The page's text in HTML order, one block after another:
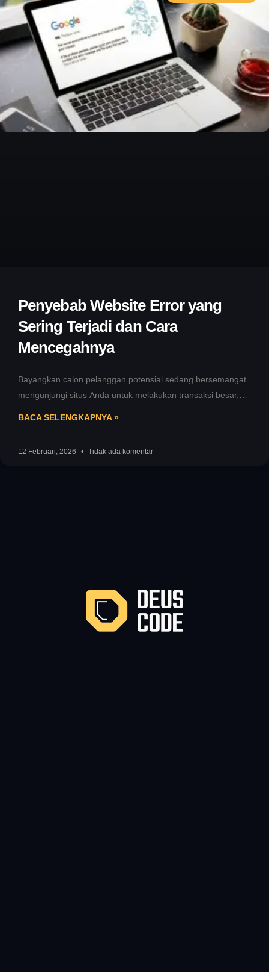
Penyebab Website Error yang
Sering Terjadi dan Cara
Mencegahnya
Bayangkan calon pelanggan potensial sedang bersemangat
mengunjungi situs Anda untuk melakukan transaksi besar,
BACA SELENGKAPNYA »
12 Februari, 2026 Tidak ada komentar